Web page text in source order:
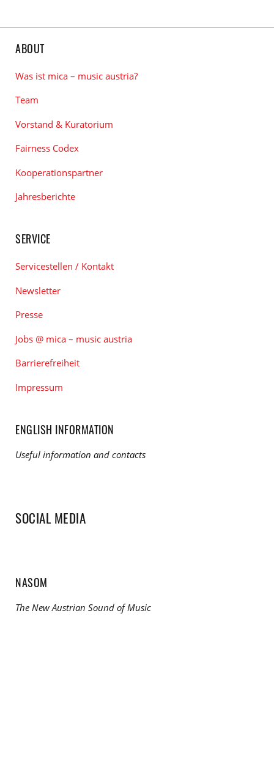
ABOUT
Was ist mica – music austria?
Team
Vorstand & Kuratorium
Fairness Codex
Kooperationspartner
Jahresberichte
SERVICE
Servicestellen / Kontakt
Newsletter
Presse
Jobs @ mica – music austria
Barrierefreiheit
Impressum
ENGLISH INFORMATION
Useful information and contacts
SOCIAL MEDIA
NASOM
The New Austrian Sound of Music